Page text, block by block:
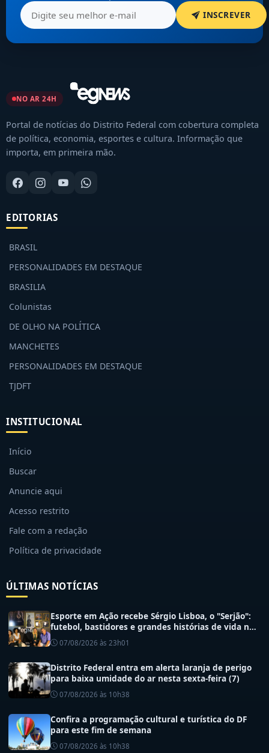
INSCREVER
NO AR 24H
Portal de notícias do Distrito Federal com cobertura completa
de política, economia, esportes e cultura. Informação que
importa, em primeira mão.
EDITORIAS
BRASIL
PERSONALIDADES EM DESTAQUE
BRASILIA
Colunistas
DE OLHO NA POLÍTICA
MANCHETES
PERSONALIDADES EM DESTAQUE
TJDFT
INSTITUCIONAL
Início
Buscar
Anuncie aqui
Acesso restrito
Fale com a redação
Política de privacidade
ÚLTIMAS NOTÍCIAS
Esporte em Ação recebe Sérgio Lisboa, o "Serjão":
futebol, bastidores e grandes histórias de vida no
07/08/2026 às 23h01
Distrito Federal entra em alerta laranja de perigo
para baixa umidade do ar nesta sexta-feira (7)
07/08/2026 às 10h38
Confira a programação cultural e turística do DF
para este fim de semana
07/08/2026 às 10h38